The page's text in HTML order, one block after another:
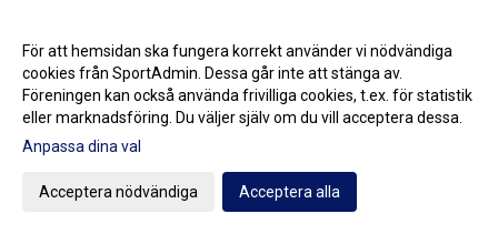
Köp era Jul-Bingolotter av Kulladals FF vid ICA Kvantum
Malmborgs Mobilia
2022-12-11 11:50
Nyförvärv och återvändare till A-laget 2022-12-10 10:07
Bra cupspel av P2015
För att hemsidan ska fungera korrekt använder vi nödvändiga
cookies från SportAdmin. Dessa går inte att stänga av.
Föreningen kan också använda frivilliga cookies, t.ex. för statistik
eller marknadsföring. Du väljer själv om du vill acceptera dessa.
Anpassa dina val
Acceptera nödvändiga Acceptera alla